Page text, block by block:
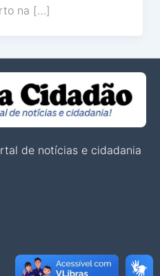
na […]
de notícias e cidadania